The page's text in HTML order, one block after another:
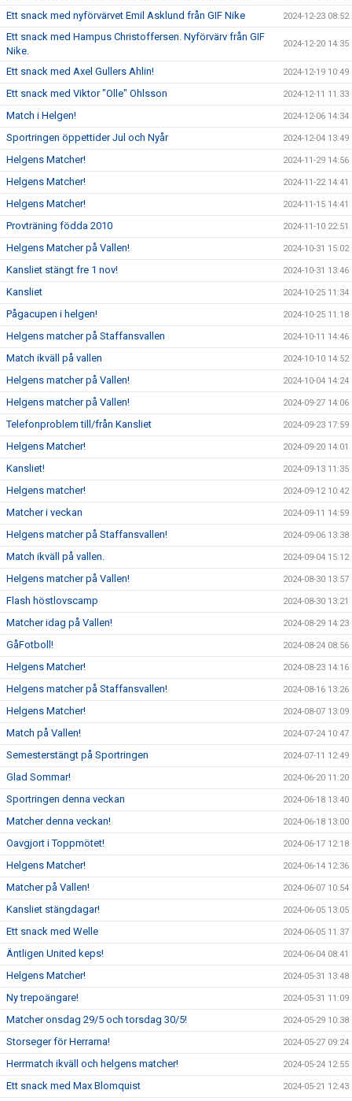
Ett snack med nyförvärvet Emil Asklund från GIF Nike 2024-12-23 08:52
Ett snack med Hampus Christoffersen. Nyförvärv från GIF
Nike.
2024-12-20 14:35
Ett snack med Axel Gullers Ahlin! 2024-12-19 10:49
Ett snack med Viktor "Olle" Ohlsson 2024-12-11 11:33
Match i Helgen! 2024-12-06 14:34
Sportringen öppettider Jul och Nyår 2024-12-04 13:49
Helgens Matcher! 2024-11-29 14:56
Helgens Matcher! 2024-11-22 14:41
Helgens Matcher! 2024-11-15 14:41
Provträning födda 2010 2024-11-10 22:51
Helgens Matcher på Vallen! 2024-10-31 15:02
Kansliet stängt fre 1 nov! 2024-10-31 13:46
Kansliet 2024-10-25 11:34
Pågacupen i helgen! 2024-10-25 11:18
Helgens matcher på Staffansvallen 2024-10-11 14:46
Match ikväll på vallen 2024-10-10 14:52
Helgens matcher på Vallen! 2024-10-04 14:24
Helgens matcher på Vallen! 2024-09-27 14:06
Telefonproblem till/från Kansliet 2024-09-23 17:59
Helgens Matcher! 2024-09-20 14:01
Kansliet! 2024-09-13 11:35
Helgens matcher! 2024-09-12 10:42
Matcher i veckan 2024-09-11 14:59
Helgens matcher på Staffansvallen! 2024-09-06 13:38
Match ikväll på vallen. 2024-09-04 15:12
Helgens matcher på Vallen! 2024-08-30 13:57
Flash höstlovscamp 2024-08-30 13:21
Matcher idag på Vallen! 2024-08-29 14:23
GåFotboll! 2024-08-24 08:56
Helgens Matcher! 2024-08-23 14:16
Helgens matcher på Staffansvallen! 2024-08-16 13:26
Helgens Matcher! 2024-08-07 13:09
Match på Vallen! 2024-07-24 10:47
Semesterstängt på Sportringen 2024-07-11 12:49
Glad Sommar! 2024-06-20 11:20
Sportringen denna veckan 2024-06-18 13:40
Matcher denna veckan! 2024-06-18 13:00
Oavgjort i Toppmötet! 2024-06-17 12:18
Helgens Matcher! 2024-06-14 12:36
Matcher på Vallen! 2024-06-07 10:54
Kansliet stängdagar! 2024-06-05 13:05
Ett snack med Welle 2024-06-05 11:37
Äntligen United keps! 2024-06-04 08:41
Helgens Matcher! 2024-05-31 13:48
Ny trepoängare! 2024-05-31 11:09
Matcher onsdag 29/5 och torsdag 30/5! 2024-05-29 10:38
Storseger för Herrarna! 2024-05-27 09:24
Herrmatch ikväll och helgens matcher! 2024-05-24 12:55
Ett snack med Max Blomquist 2024-05-21 12:43